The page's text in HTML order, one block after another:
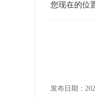
您现在的位
发布日期：